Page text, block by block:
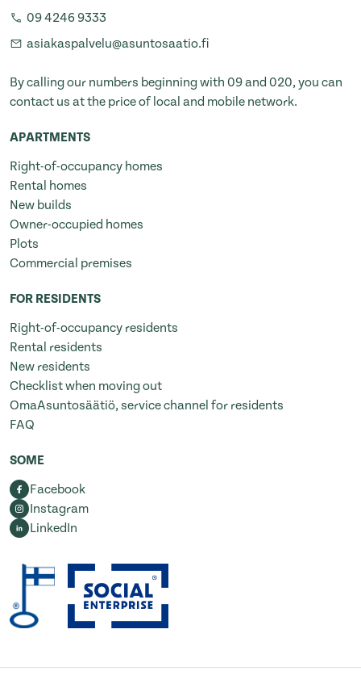
09 4246 9333
asiakaspalvelu@asuntosaatio.fi
By calling our numbers beginning with 09 and 020, you can
contact us at the price of local and mobile network.
APARTMENTS
Right-of-occupancy homes
Rental homes
New builds
Owner-occupied homes
Plots
Commercial premises
FOR RESIDENTS
Right-of-occupancy residents
Rental residents
New residents
Checklist when moving out
OmaAsuntosäätiö, service channel for residents
FAQ
SOME
Facebook
Instagram
LinkedIn